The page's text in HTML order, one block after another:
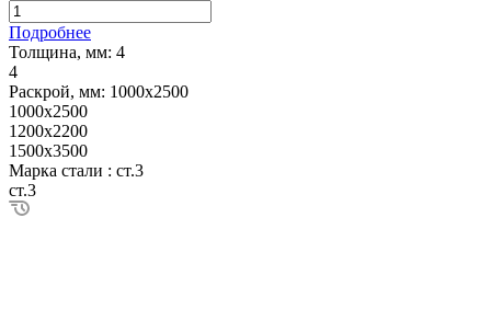
Подробнее
Толщина, мм: 4
4
Раскрой, мм: 1000х2500
1000х2500
1200х2200
1500х3500
Марка стали : ст.3
ст.3